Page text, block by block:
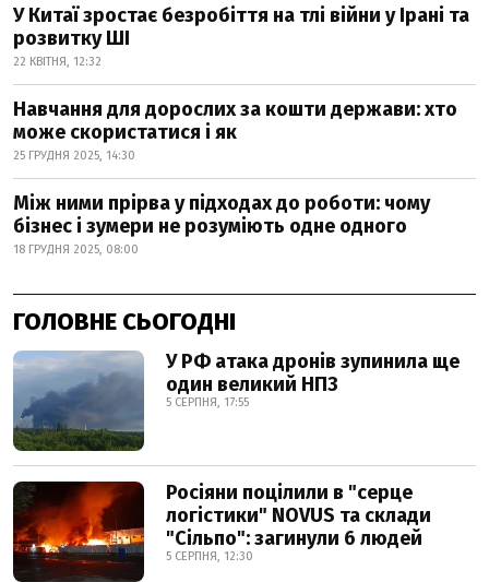
У Китаї зростає безробіття на тлі війни у Ірані та
розвитку ШІ
22 КВІТНЯ, 12:32
Навчання для дорослих за кошти держави: хто
може скористатися і як
25 ГРУДНЯ 2025, 14:30
Між ними прірва у підходах до роботи: чому
бізнес і зумери не розуміють одне одного
18 ГРУДНЯ 2025, 08:00
ГОЛОВНЕ СЬОГОДНІ
У РФ атака дронів зупинила ще
один великий НПЗ
5 СЕРПНЯ, 17:55
Росіяни поцілили в "серце
логістики" NOVUS та склади
"Сільпо": загинули 6 людей
5 СЕРПНЯ, 12:30